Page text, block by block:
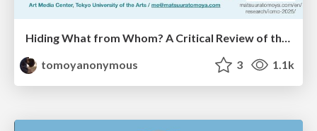
Hiding What from Whom? A Critical Review of the History of Programming languages for Music
tomoyanonymous
3 1.1k